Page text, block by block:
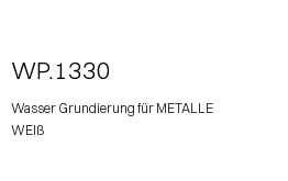
WP.1330
Wasser Grundierung für METALLE
WEIß